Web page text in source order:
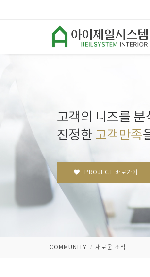
고객의 니즈를 분
진정한 고객만족
PROJECT 바로가기
COMMUNITY 새로운 소식